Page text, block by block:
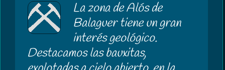
La zona de Alós de
Balaguer tiene un gran
interés geológico.
Destacamos las bauxitas,